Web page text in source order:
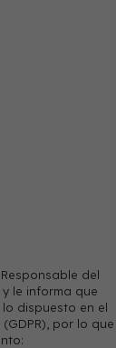
del
le informa que
dispuesto en el
por lo que